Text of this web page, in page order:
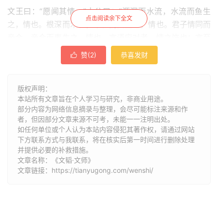
文王曰：“愿闻其情。”太公曰：“源深而水流，水流而鱼生
之，情也。根深而木长，木长而实生之，情也。君子情同而
情者，事之极也。今臣言至情不讳，君其恶之乎？”
太公曰：“缗微饵明，小鱼食之；缗调饵香，中鱼食之；缗
隆饵丰，大鱼食之。夫鱼食其饵，乃牵于缗；人食其禄，乃
服于君。故以饵取鱼，鱼可杀；以禄取人，人可竭；以家取
国，国可拔；以国取天下，天下可毕。呜呼！曼曼绵绵，其
聚必散；嘿嘿昧昧，其光必远。微哉！圣人之德，诱乎独
见。乐哉！圣人之虑，各归其次，而树敛焉。”
点击阅读余下全文
 赞(2) 恭喜发财
版权声明：
本站所有文章旨在个人学习与研究，非商业用途。
部分内容为网络信息摘录与整理，会尽可能标注来源和作
者，但因部分文章来源不可考，未能一一注明出处。
如任何单位或个人认为本站内容侵犯其著作权，请通过网站
下方联系方式与我联系​​，将在核实后第一时间进行删除处理
并提供必要的补救措施。
文章名称：《文韬·文师》
文章链接： https://tianyugong.com/wenshi/